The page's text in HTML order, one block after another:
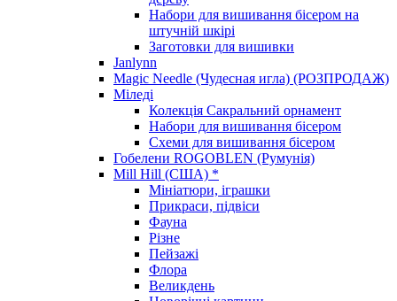
Набори для вишивання бісером на
штучній шкірі
Заготовки для вишивки
Janlynn
Magic Needle (Чудесная игла) (РОЗПРОДАЖ)
Міледі
Колекція Сакральний орнамент
Набори для вишивання бісером
Схеми для вишивання бісером
Гобелени ROGOBLEN (Румунія)
Mill Hill (США) *
Мініатюри, іграшки
Прикраси, підвіси
Фауна
Різне
Пейзажі
Флора
Великдень